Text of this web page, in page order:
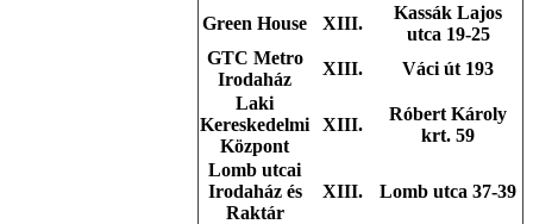
Green House
XIII.
Kassák Lajos
utca 19-25
GTC Metro
Irodaház
XIII.
Váci út 193
Laki
Kereskedelmi
Központ
XIII.
Róbert Károly
krt. 59
Lomb utcai
Irodaház és
Raktár
XIII. Lomb utca 37-39